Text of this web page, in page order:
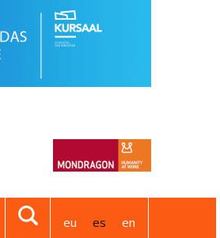
eu es en